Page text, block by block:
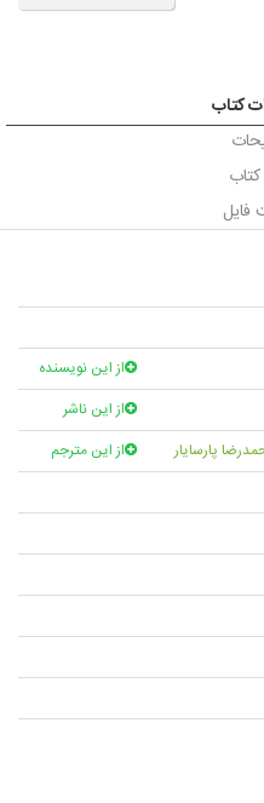
کتاب
کتاب
فایل
از این نویسنده
از این ناشر
پارسایار
از این مترجم